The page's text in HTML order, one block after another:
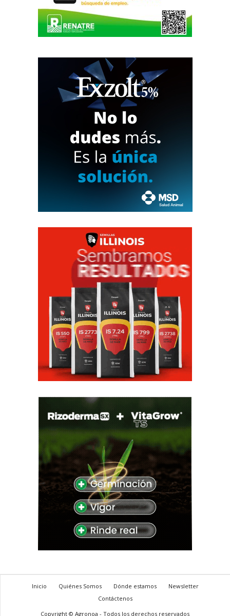
Inicio Quiénes Somos Dónde estamos
Newsletter
Contáctenos
Copyright © Agronoa - Todos los derechos reservados